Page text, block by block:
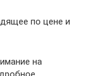
по цене и
на